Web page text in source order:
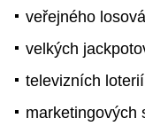
veřejného
velkých
televizních loterií
marketingových